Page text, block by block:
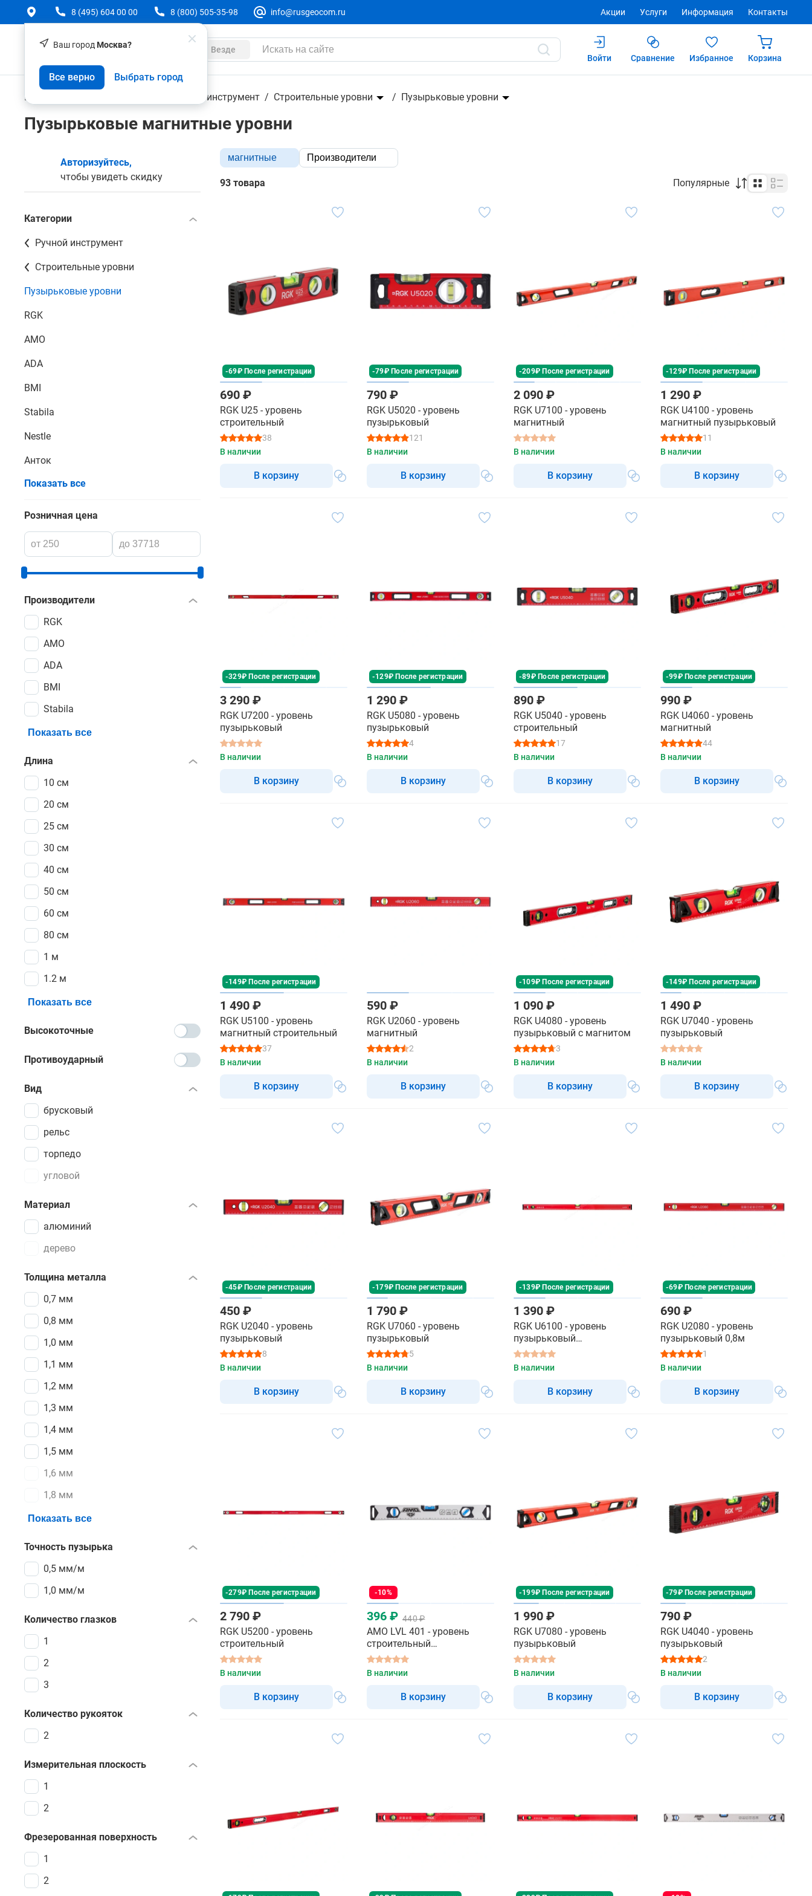
Ваш город Москва?
Все верно Выбрать город
8 (495) 604 00 00 8 (800) 505-35-98 info@rusgeocom.ru Акции Услуги Информация Контакты
Везде
Войти
Сравнение Избранное Корзина
Геодезическое оборудование Ручной инструмент Строительные уровни Пузырьковые уровни
Пузырьковые магнитные уровни
Авторизуйтесь,
чтобы увидеть скидку
Категории
Ручной инструмент
Строительные уровни
Пузырьковые уровни
RGK
AMO
ADA
BMI
Stabila
Nestle
Анток
Показать все
Розничная цена
Производители
RGK
AMO
ADA
BMI
Stabila
Показать все
Длина
10 см
20 см
25 см
30 см
40 см
50 см
60 см
80 см
1 м
1.2 м
Показать все
Высокоточные
Противоударный
Вид
брусковый
рельс
торпедо
угловой
Материал
алюминий
дерево
Толщина металла
0,7 мм
0,8 мм
1,0 мм
1,1 мм
1,2 мм
1,3 мм
1,4 мм
1,5 мм
1,6 мм
1,8 мм
Показать все
Точность пузырька
0,5 мм/м
1,0 мм/м
Количество глазков
1
2
3
Количество рукояток
2
Измерительная плоскость
1
2
Фрезерованная поверхность
1
2
магнитные Производители
93 товара Популярные
-69₽ После регистрации
690 ₽
RGK U25 - уровень
строительный
38
В наличии
В корзину
-79₽ После регистрации
790 ₽
RGK U5020 - уровень
пузырьковый
121
В наличии
В корзину
-209₽ После регистрации
2 090 ₽
RGK U7100 - уровень
магнитный
В наличии
В корзину
-129₽ После регистрации
1 290 ₽
RGK U4100 - уровень
магнитный пузырьковый
11
В наличии
В корзину
-329₽ После регистрации
3 290 ₽
RGK U7200 - уровень
пузырьковый
В наличии
В корзину
-129₽ После регистрации
1 290 ₽
RGK U5080 - уровень
пузырьковый
4
В наличии
В корзину
-89₽ После регистрации
890 ₽
RGK U5040 - уровень
строительный
17
В наличии
В корзину
-99₽ После регистрации
990 ₽
RGK U4060 - уровень
магнитный
44
В наличии
В корзину
-149₽ После регистрации
1 490 ₽
RGK U5100 - уровень
магнитный строительный
37
В наличии
В корзину
590 ₽
RGK U2060 - уровень
магнитный
2
В наличии
В корзину
-109₽ После регистрации
1 090 ₽
RGK U4080 - уровень
пузырьковый с магнитом
3
В наличии
В корзину
-149₽ После регистрации
1 490 ₽
RGK U7040 - уровень
пузырьковый
В наличии
В корзину
-45₽ После регистрации
450 ₽
RGK U2040 - уровень
пузырьковый
8
В наличии
В корзину
-179₽ После регистрации
1 790 ₽
RGK U7060 - уровень
пузырьковый
5
В наличии
В корзину
-139₽ После регистрации
1 390 ₽
RGK U6100 - уровень
пузырьковый
строительный с магнитом
100 см
В наличии
В корзину
-69₽ После регистрации
690 ₽
RGK U2080 - уровень
пузырьковый 0,8м
1
В наличии
В корзину
-279₽ После регистрации
2 790 ₽
RGK U5200 - уровень
строительный
В наличии
В корзину
-10%
396 ₽ 440 ₽
AMO LVL 401 - уровень
строительный
пузырьковый
В наличии
В корзину
-199₽ После регистрации
1 990 ₽
RGK U7080 - уровень
пузырьковый
В наличии
В корзину
-79₽ После регистрации
790 ₽
RGK U4040 - уровень
пузырьковый
2
В наличии
В корзину